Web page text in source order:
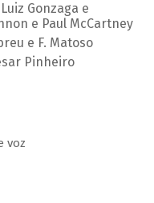
Gonzaga e
e Paul McCartney
e F. Matoso
Pinheiro
voz